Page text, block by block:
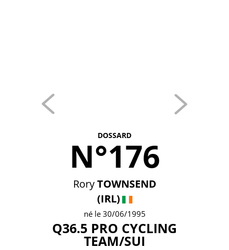
DOSSARD
N°176
Rory TOWNSEND
(IRL)
né le 30/06/1995
Q36.5 PRO CYCLING
TEAM/SUI